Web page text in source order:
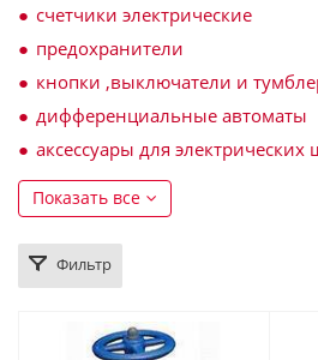
счетчики электрические
предохранители
кнопки ,выключатели и
дифференциальные автоматы
аксессуары для электрических
Показать все
Фильтр